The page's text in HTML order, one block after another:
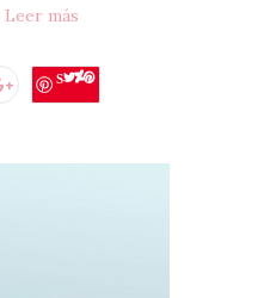
Leer más
Save